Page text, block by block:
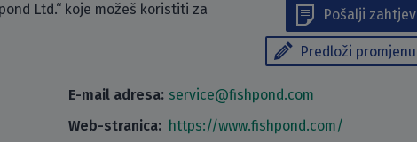
Pošalji zahtjev
Predloži promjenu
Ltd.“ koje možeš koristiti za
E-mail adresa: service@fishpond.com
Web-stranica: https://www.fishpond.com/